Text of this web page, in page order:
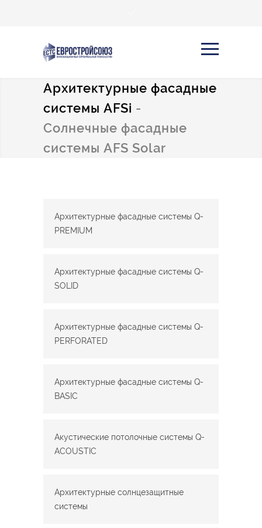
Архитектурные фасадные
системы AFSi -
Солнечные фасадные
системы AFS Solar
Архитектурные фасадные системы Q-
PREMIUM
Архитектурные фасадные системы Q-
SOLID
Архитектурные фасадные системы Q-
PERFORATED
Архитектурные фасадные системы Q-
BASIC
Акустические потолочные системы Q-
ACOUSTIC
Архитектурные солнцезащитные
системы